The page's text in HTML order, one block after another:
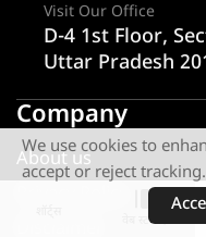
वेब स्टोरीज़
Visit Our Office
D-4 1st Floor,
Uttar Pradesh
Company
About us
We use cookies to
accept or reject tracking.